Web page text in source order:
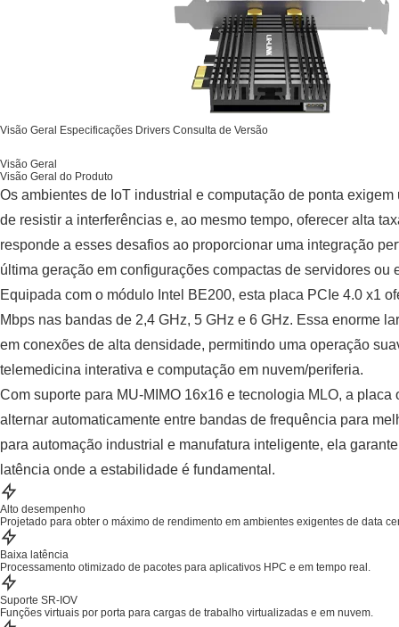
Visão Geral Especificações Drivers Consulta de Versão
Visão Geral
Visão Geral do Produto
Os ambientes de IoT industrial e computação de ponta
de resistir a interferências e, ao mesmo tempo, oferecer alta
responde a esses desafios ao proporcionar uma integração
última geração em configurações compactas de servidores ou
Equipada com o módulo Intel BE200, esta placa PCIe 4.0 x1
Mbps nas bandas de 2,4 GHz, 5 GHz e 6 GHz. Essa enorme
em conexões de alta densidade, permitindo uma operação
telemedicina interativa e computação em nuvem/periferia.
Com suporte para MU-MIMO 16x16 e tecnologia MLO, a
alternar automaticamente entre bandas de frequência para
para automação industrial e manufatura inteligente, ela
latência onde a estabilidade é fundamental.
Alto desempenho
Projetado para obter o máximo de rendimento em ambientes exigentes de data
Baixa latência
Processamento otimizado de pacotes para aplicativos HPC e em tempo real.
Suporte SR-IOV
Funções virtuais por porta para cargas de trabalho virtualizadas e em nuvem.